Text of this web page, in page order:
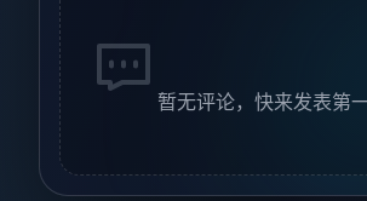
暂无评论，快来发表第